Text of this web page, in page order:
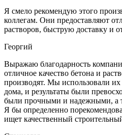
Я смело рекомендую этого
коллегам. Они предоставляют
растворов, быструю доставку и
Георгий
Выражаю благодарность
отличное качество бетона и
производят. Мы использовали их
дома, и результаты были
были прочными и надежными, а
Я бы определенно
ищет качественный